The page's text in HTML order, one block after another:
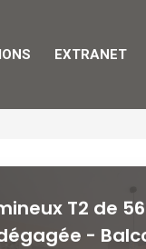
EXTRANET
T2 de
-